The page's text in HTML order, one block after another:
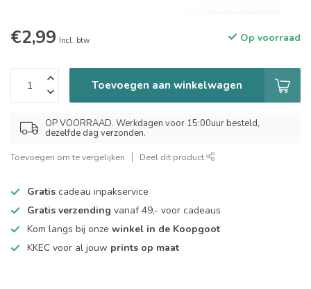
€2,99 Incl. btw Op voorraad
Toevoegen aan winkelwagen
OP VOORRAAD. Werkdagen voor 15:00uur besteld,
dezelfde dag verzonden.
Toevoegen om te vergelijken Deel dit product
Gratis cadeau inpakservice
Gratis verzending vanaf 49,- voor cadeaus
Kom langs bij onze winkel in de Koopgoot
KKEC voor al jouw prints op maat